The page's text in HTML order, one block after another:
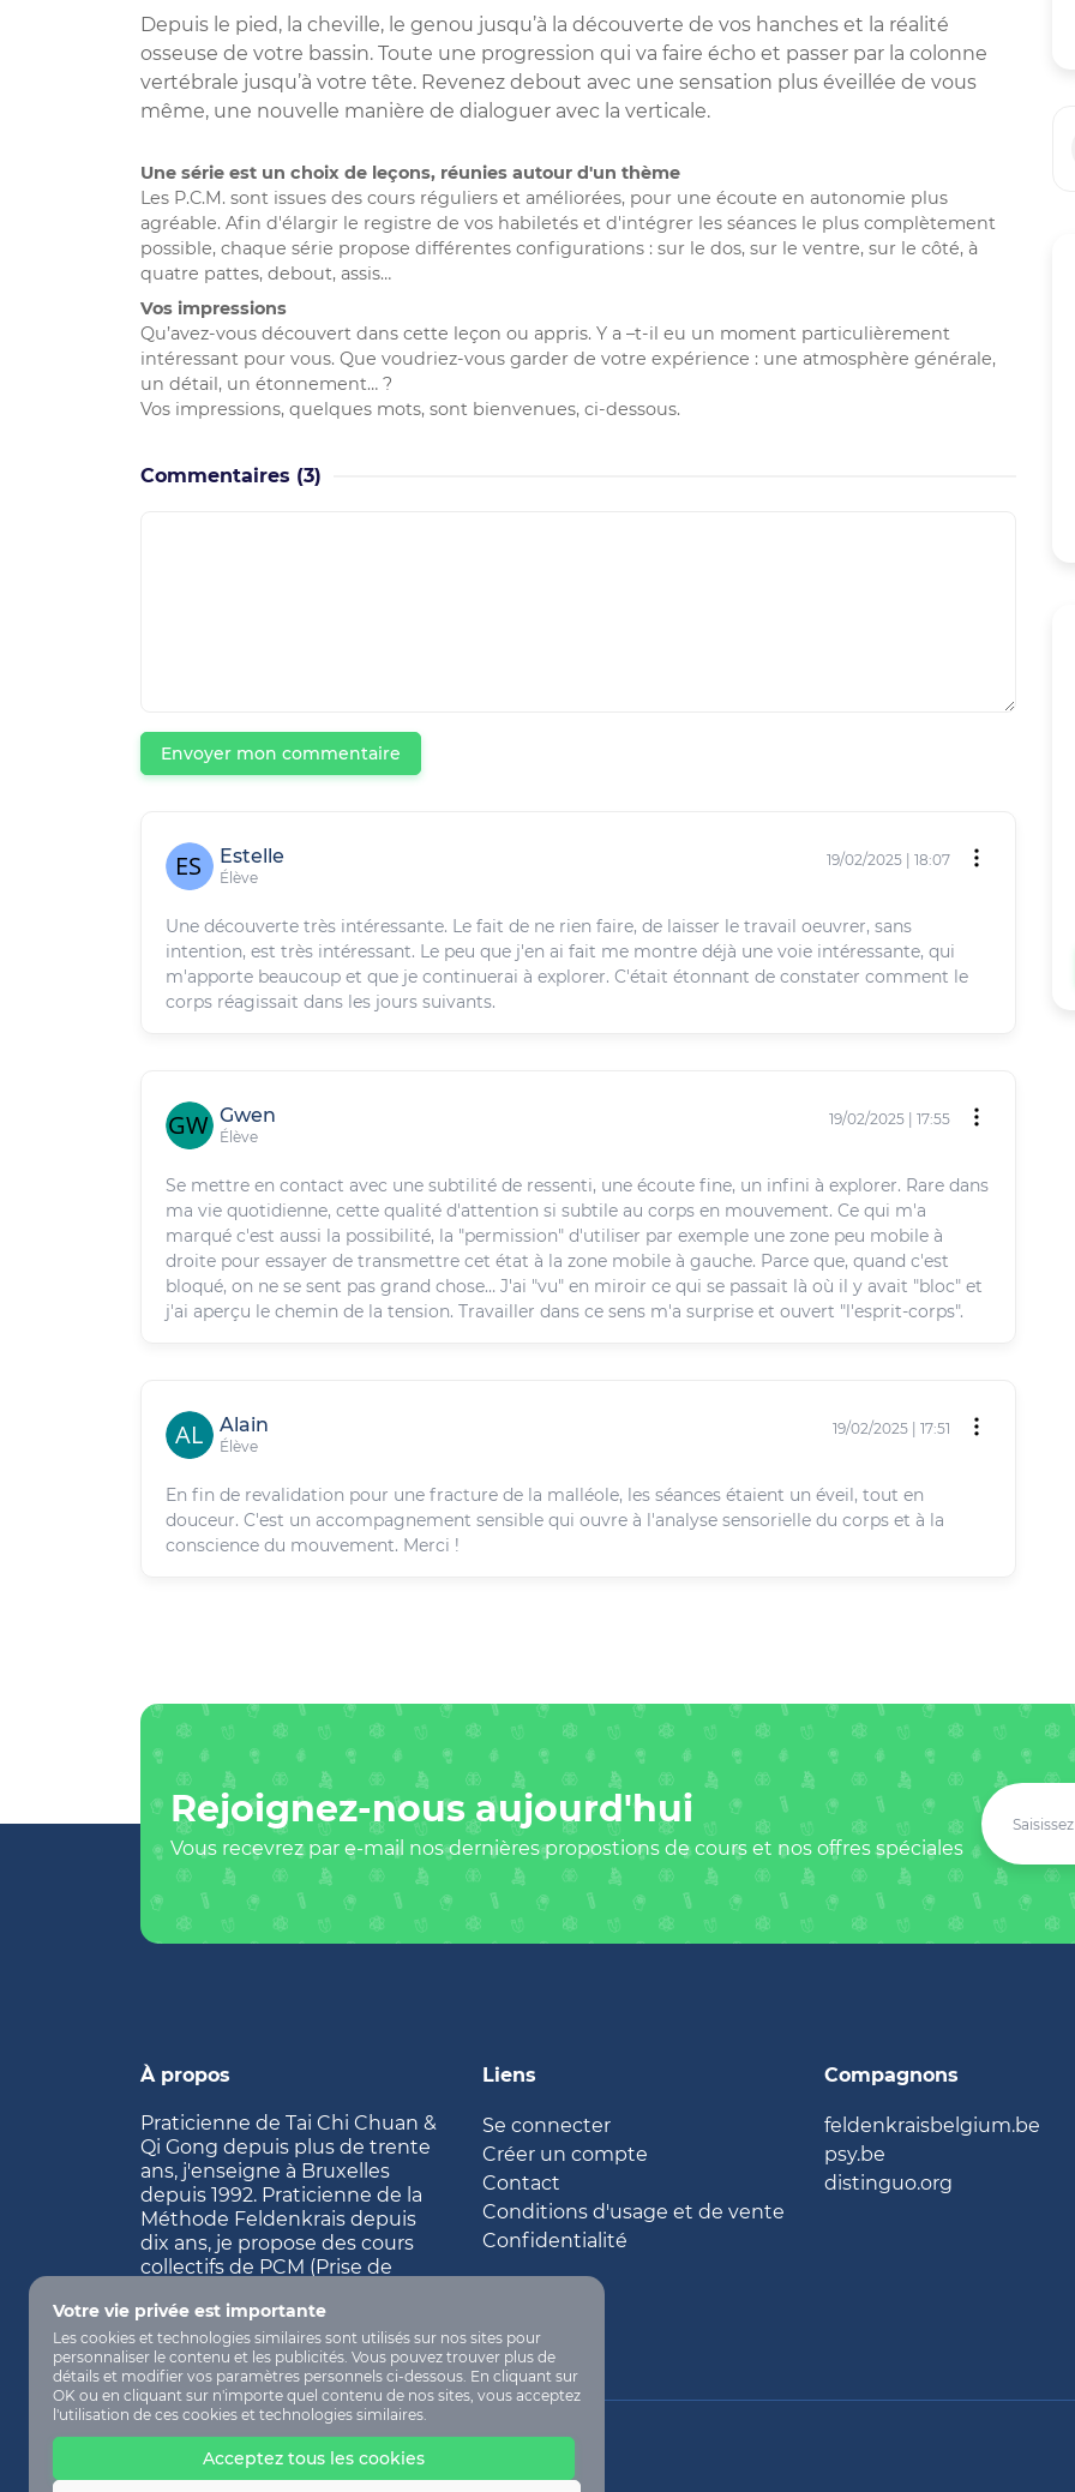
Depuis le pied, la cheville, le genou jusqu’à la découverte de vos hanches et la réalité
osseuse de votre bassin. Toute une progression qui va faire écho et passer par la colonne
vertébrale jusqu’à votre tête. Revenez debout avec une sensation plus éveillée de vous
même, une nouvelle manière de dialoguer avec la verticale.
Une série est un choix de leçons, réunies autour d'un thème
Les P.C.M. sont issues des cours réguliers et améliorées, pour une écoute en autonomie plus
agréable. Afin d'élargir le registre de vos habiletés et d'intégrer les séances le plus complètement
possible, chaque série propose différentes configurations : sur le dos, sur le ventre, sur le côté, à
quatre pattes, debout, assis…
Vos impressions
Qu’avez-vous découvert dans cette leçon ou appris. Y a –t-il eu un moment particulièrement
intéressant pour vous. Que voudriez-vous garder de votre expérience : une atmosphère générale,
un détail, un étonnement… ?
Vos impressions, quelques mots, sont bienvenues, ci-dessous.
Commentaires (3)
Envoyer mon commentaire
Estelle
Élève
19/02/2025 | 18:07
Une découverte très intéressante. Le fait de ne rien faire, de laisser le travail oeuvrer, sans
intention, est très intéressant. Le peu que j'en ai fait me montre déjà une voie intéressante, qui
m'apporte beaucoup et que je continuerai à explorer. C'était étonnant de constater comment le
corps réagissait dans les jours suivants.
Gwen
Élève
19/02/2025 | 17:55
Se mettre en contact avec une subtilité de ressenti, une écoute fine, un infini à explorer. Rare dans
ma vie quotidienne, cette qualité d'attention si subtile au corps en mouvement. Ce qui m'a
marqué c'est aussi la possibilité, la "permission" d'utiliser par exemple une zone peu mobile à
droite pour essayer de transmettre cet état à la zone mobile à gauche. Parce que, quand c'est
bloqué, on ne se sent pas grand chose… J'ai "vu" en miroir ce qui se passait là où il y avait "bloc" et
j'ai aperçu le chemin de la tension. Travailler dans ce sens m'a surprise et ouvert "l'esprit-corps".
Alain
Élève
19/02/2025 | 17:51
En fin de revalidation pour une fracture de la malléole, les séances étaient un éveil, tout en
douceur. C'est un accompagnement sensible qui ouvre à l'analyse sensorielle du corps et à la
conscience du mouvement. Merci !
Rejoignez-nous aujourd'hui
Vous recevrez par e-mail nos dernières propostions de cours et nos offres spéciales
À propos
Praticienne de Tai Chi Chuan &
Qi Gong depuis plus de trente
ans, j'enseigne à Bruxelles
depuis 1992. Praticienne de la
Méthode Feldenkrais depuis
dix ans, je propose des cours
collectifs de PCM (Prise de
et leçons individuelles d'IF
(Intégration Fonctionnelle).
Liens
Se connecter
Créer un compte
Contact
Conditions d'usage et de vente
Confidentialité
Compagnons
feldenkraisbelgium.be
psy.be
distinguo.org
Votre vie privée est importante
Les cookies et technologies similaires sont utilisés sur nos sites pour
personnaliser le contenu et les publicités. Vous pouvez trouver plus de
détails et modifier vos paramètres personnels ci-dessous. En cliquant sur
OK ou en cliquant sur n'importe quel contenu de nos sites, vous acceptez
l'utilisation de ces cookies et technologies similaires.
Acceptez tous les cookies